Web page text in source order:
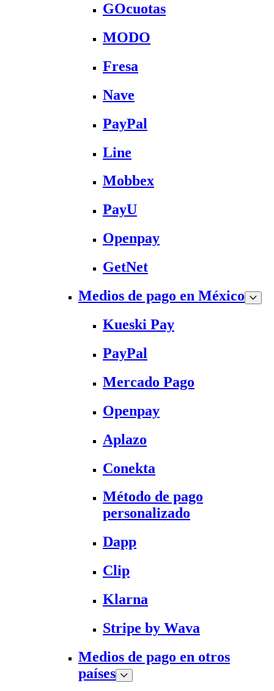
GOcuotas
MODO
Fresa
Nave
PayPal
Line
Mobbex
PayU
Openpay
GetNet
Medios de pago en México
Kueski Pay
PayPal
Mercado Pago
Openpay
Aplazo
Conekta
Método de pago
personalizado
Dapp
Clip
Klarna
Stripe by Wava
Medios de pago en otros
países